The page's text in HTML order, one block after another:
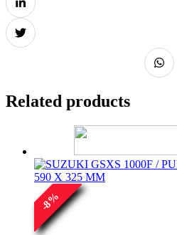
Related products
-
8
%